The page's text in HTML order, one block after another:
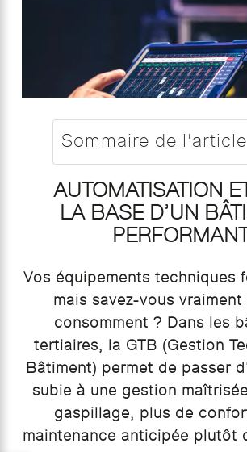
Sommaire de l'article
AUTOMATISATION
LA BASE D’UN
PERFORMANT
Vos équipements techniques
mais savez-vous vraiment
consomment ? Dans les
tertiaires, la GTB (Gestion
Bâtiment) permet de passer
subie à une gestion
gaspillage, plus de
maintenance anticipée plutôt